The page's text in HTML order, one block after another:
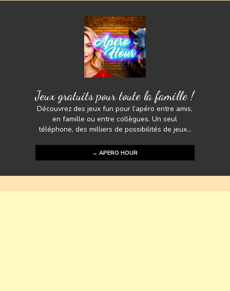
Jeux gratuits pour toute la famille !
Découvrez des jeux fun pour l’apéro entre amis,
en famille ou entre collègues. Un seul
téléphone, des milliers de possibilités de jeux...
→ APERO HOUR